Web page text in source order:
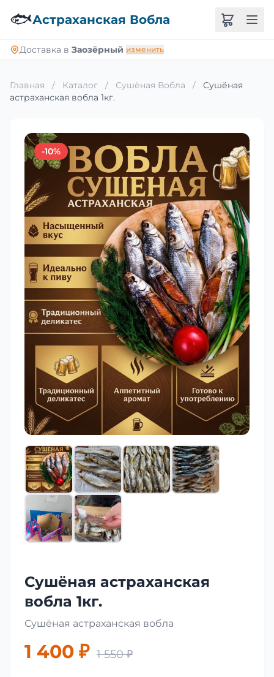
🐟Астраханская Вобла
Доставка в Заозёрный изменить
Главная / Каталог / Сушёная Вобла /
Сушёная
астраханская вобла 1кг.
-10%
Сушёная астраханская
вобла 1кг.
Сушёная астраханская вобла
1 400 ₽ 1 550 ₽